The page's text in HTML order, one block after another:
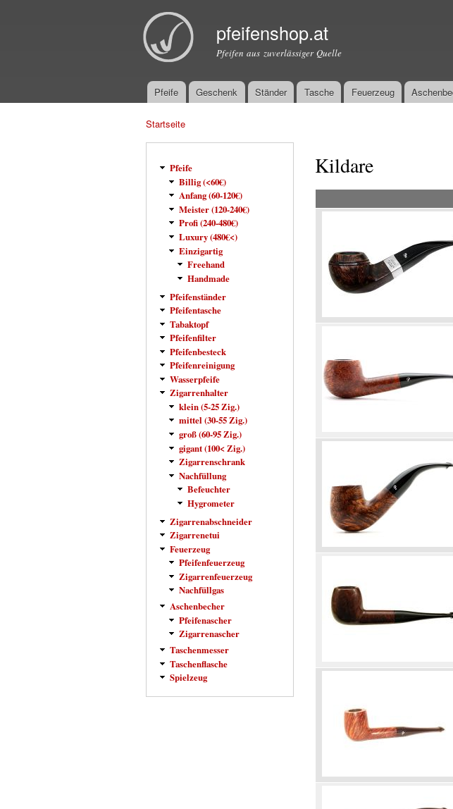
pfeifenshop.at
Pfeifen aus zuverlässiger Quelle
Hauptmenü
Pfeife Geschenk Ständer Tasche Feuerzeug
Startseite
Pfeife
Billig (<60€)
Anfang (60-120€)
Meister (120-240€)
Profi (240-480€)
Luxury (480€<)
Einzigartig
Freehand
Handmade
Pfeifenständer
Pfeifentasche
Tabaktopf
Pfeifenfilter
Pfeifenbesteck
Pfeifenreinigung
Wasserpfeife
Zigarrenhalter
klein (5-25 Zig.)
mittel (30-55 Zig.)
groß (60-95 Zig.)
gigant (100< Zig.)
Zigarrenschrank
Nachfüllung
Befeuchter
Hygrometer
Zigarrenabschneider
Zigarrenetui
Feuerzeug
Pfeifenfeuerzeug
Zigarrenfeuerzeug
Nachfüllgas
Aschenbecher
Pfeifenascher
Zigarrenascher
Taschenmesser
Taschenflasche
Spielzeug
Kildare